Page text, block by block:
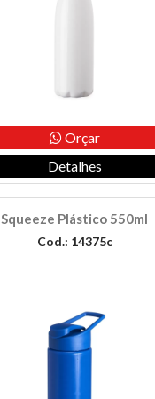
Orçar
Detalhes
Squeeze Plástico 550ml
Cod.: 14375c